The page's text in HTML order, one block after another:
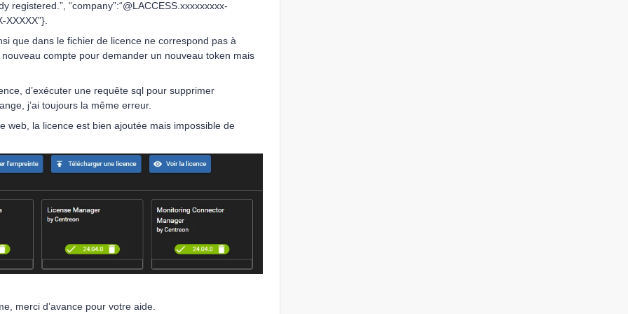
registered.”, “company”:“@LACCESS.xxxxxxxxx-
XXXXX”}.
que dans le fichier de licence ne correspond pas à
nouveau compte pour demander un nouveau token mais
d’exécuter une requête sql pour supprimer
j’ai toujours la même erreur.
web, la licence est bien ajoutée mais impossible de
merci d’avance pour votre aide.